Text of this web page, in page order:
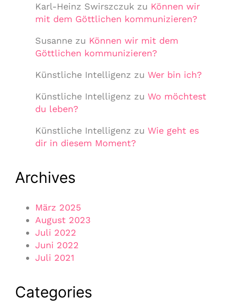
Karl-Heinz Swirszczuk zu Können wir
mit dem Göttlichen kommunizieren?
Susanne zu Können wir mit dem
Göttlichen kommunizieren?
Künstliche Intelligenz zu Wer bin ich?
Künstliche Intelligenz zu Wo möchtest
du leben?
Künstliche Intelligenz zu Wie geht es
dir in diesem Moment?
Archives
März 2025
August 2023
Juli 2022
Juni 2022
Juli 2021
Categories